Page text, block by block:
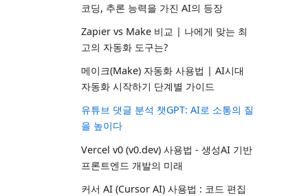
코딩, 추론 능력을 가진 AI의 등장
Zapier vs Make 비교 | 나에게 맞는 최
고의 자동화 도구는?
메이크(Make) 자동화 사용법 | AI시대
자동화 시작하기 단계별 가이드
유튜브 댓글 분석 챗GPT: AI로 소통의 질
을 높이다
Vercel v0 (v0.dev) 사용법 - 생성AI 기반
프론트엔드 개발의 미래
커서 AI (Cursor AI) 사용법 : 코드 편집